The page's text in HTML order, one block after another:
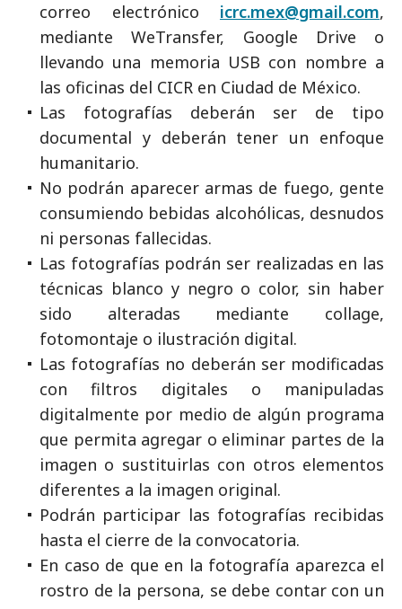
correo electrónico icrc.mex@gmail.com,
mediante WeTransfer, Google Drive o
llevando una memoria USB con nombre a
las oficinas del CICR en Ciudad de México.
Las fotografías deberán ser de tipo
documental y deberán tener un enfoque
humanitario.
No podrán aparecer armas de fuego, gente
consumiendo bebidas alcohólicas, desnudos
ni personas fallecidas.
Las fotografías podrán ser realizadas en las
técnicas blanco y negro o color, sin haber
sido alteradas mediante collage,
fotomontaje o ilustración digital.
Las fotografías no deberán ser modificadas
con filtros digitales o manipuladas
digitalmente por medio de algún programa
que permita agregar o eliminar partes de la
imagen o sustituirlas con otros elementos
diferentes a la imagen original.
Podrán participar las fotografías recibidas
hasta el cierre de la convocatoria.
En caso de que en la fotografía aparezca el
rostro de la persona, se debe contar con un